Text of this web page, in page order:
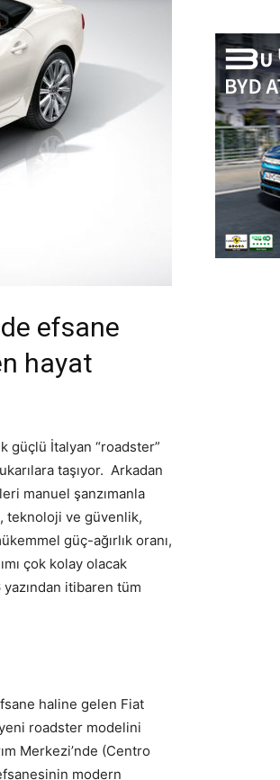
efsane
hayat
güçlü İtalyan “roadster”
taşıyor. Arkadan
manuel şanzımanla
teknoloji ve güvenlik,
güç-ağırlık oranı,
çok kolay olacak
itibaren tüm
haline gelen Fiat
roadster modelini
Merkezi’nde (Centro
modern